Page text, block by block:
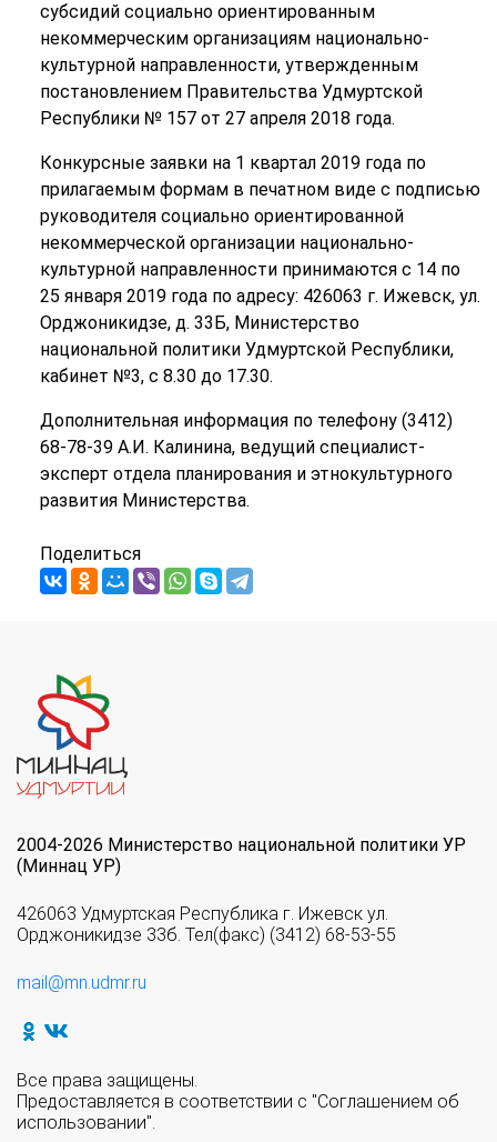
субсидий социально ориентированным
некоммерческим организациям национально-
культурной направленности, утвержденным
постановлением Правительства Удмуртской
Республики № 157 от 27 апреля 2018 года.
Конкурсные заявки на 1 квартал 2019 года по
прилагаемым формам в печатном виде с подписью
руководителя социально ориентированной
некоммерческой организации национально-
культурной направленности принимаются с 14 по
25 января 2019 года по адресу: 426063 г. Ижевск, ул.
Орджоникидзе, д. 33Б, Министерство
национальной политики Удмуртской Республики,
кабинет №3, с 8.30 до 17.30.
Дополнительная информация по телефону (3412)
68-78-39 А.И. Калинина, ведущий специалист-
эксперт отдела планирования и этнокультурного
развития Министерства.
Поделиться
2004-2026 Министерство национальной политики УР
(Миннац УР)
426063 Удмуртская Республика г. Ижевск ул.
Орджоникидзе 33б. Тел(факс) (3412) 68-53-55
mail@mn.udmr.ru
Все права защищены.
Предоставляется в соответствии с "Соглашением об
использовании".